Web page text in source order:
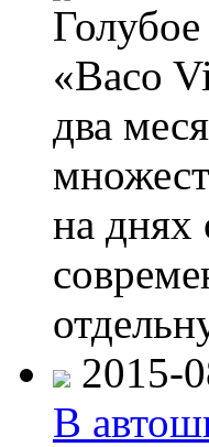
«Baco
два
на днях
2015-
В